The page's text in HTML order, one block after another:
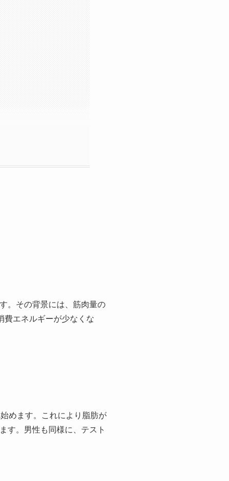
。その背景には、筋肉量の
費エネルギーが少なくな
めます。これにより脂肪が
す。男性も同様に、テスト